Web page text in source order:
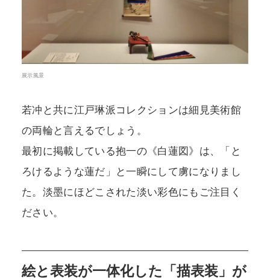
展示風景
若冲と共に江戸琳派コレクションは細見美術館
の両輪と言えるでしょう。
最初に掲載している抱一の《白蓮図》は、「と
ろけるような蓮だ」と一瞬にして虜になりまし
た。淡墨にほどこされた淡い彩色にもご注目く
ださい。
絵と表装が一体化した「描表装」が